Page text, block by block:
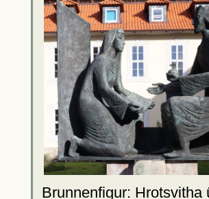
Brunnenfigur: Hrotsvitha